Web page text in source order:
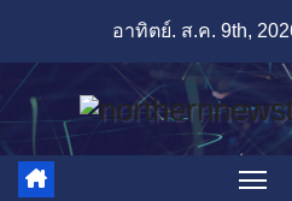
content
อาทิตย์. ส.ค. 9th,